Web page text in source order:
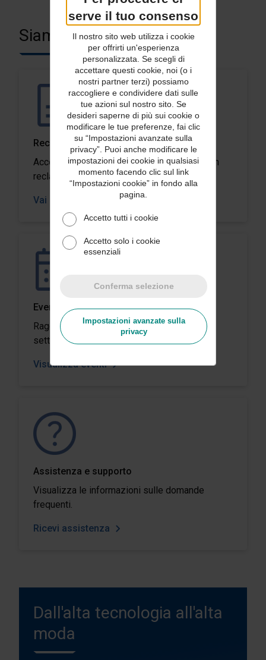
Siamo qui per aiutarti
Reclami
Accedi alle risorse che ti aiutano a gestire un
reclamo.
Vai a Reclami
Eventi
Raggiungici nelle esposizioni mondiali del
settore.
Visualizza eventi
Assistenza e supporto
Visualizza le informazioni sulle domande
frequenti.
Ricevi assistenza
Dall'alta tecnologia all'alta
moda
serve il tuo consenso
Il nostro sito web utilizza i cookie
per offrirti un'esperienza
personalizzata. Se scegli di
accettare questi cookie, noi (o i
nostri partner terzi) possiamo
raccogliere e condividere dati sulle
tue azioni sul nostro sito. Se
desideri saperne di più sui cookie o
modificare le tue preferenze, fai clic
su “Impostazioni avanzate sulla
privacy”. Puoi anche modificare le
impostazioni dei cookie in qualsiasi
momento facendo clic sul link
“Impostazioni cookie” in fondo alla
pagina.
Accetto tutti i cookie
Accetto solo i cookie
essenziali
Conferma selezione
Impostazioni avanzate sulla
privacy